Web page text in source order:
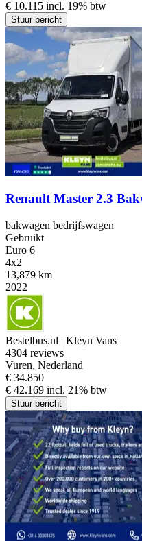
€ 10.115 incl. 19% btw
Stuur bericht
Renault Master 2.3
bakwagen bedrijfswagen
Gebruikt
Euro 6
4x2
13,879 km
2022
Bestelbus.nl | Kleyn Vans
4304 reviews
Vuren, Nederland
€ 34.850
€ 42.169 incl. 21% btw
Stuur bericht